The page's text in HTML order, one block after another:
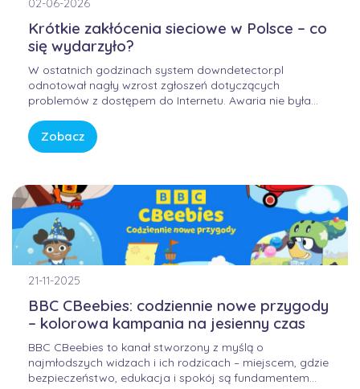
02-06-2026
Krótkie zakłócenia sieciowe w Polsce – co
się wydarzyło?
W ostatnich godzinach system downdetector.pl
odnotował nagły wzrost zgłoszeń dotyczących
problemów z dostępem do Internetu. Awaria nie była
lecz wynikała z przejściowego błędu w globalnej
infrastrukturze trasowania danych. Internet przypomina
Zobacz
21-11-2025
BBC CBeebies: codziennie nowe przygody
– kolorowa kampania na jesienny czas
BBC CBeebies to kanał stworzony z myślą o
najmłodszych widzach i ich rodzicach – miejscem, gdzie
bezpieczeństwo, edukacja i spokój są fundamentem